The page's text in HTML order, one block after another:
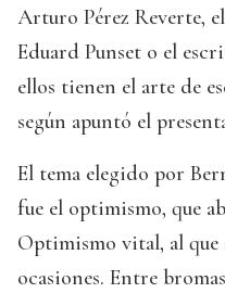
Arturo Pérez Reverte,
Eduard Punset o el
ellos tienen el arte de
según apuntó el
El tema elegido por
fue el optimismo, que
Optimismo vital, al
ocasiones. Entre